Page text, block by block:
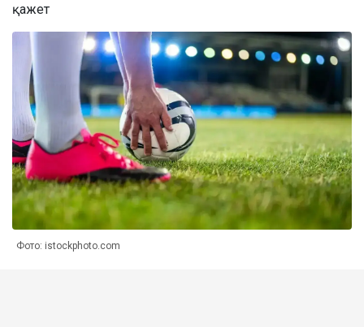
қажет
Фото: istockphoto.com